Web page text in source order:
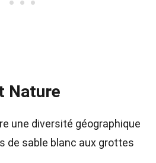
Nature
une diversité géographique
de sable blanc aux grottes